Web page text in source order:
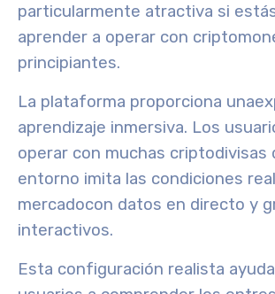
particularmente atractiva si
aprender a operar con
principiantes.
La plataforma proporciona una
aprendizaje inmersiva. Los
operar con muchas criptodivisas
entorno imita las condiciones
mercadocon datos en directo y
interactivos.
Esta configuración realista